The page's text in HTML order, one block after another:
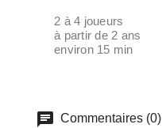
2 à 4 joueurs
à partir de 2 ans
environ 15 min
Commentaires (0)